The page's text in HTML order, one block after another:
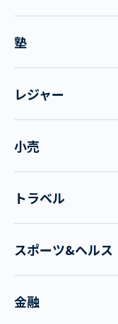
塾
レジャー
小売
トラベル
スポーツ&ヘルス
金融